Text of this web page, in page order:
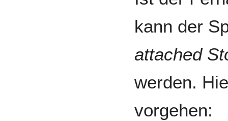
kann der
attached
werden.
vorgehen: